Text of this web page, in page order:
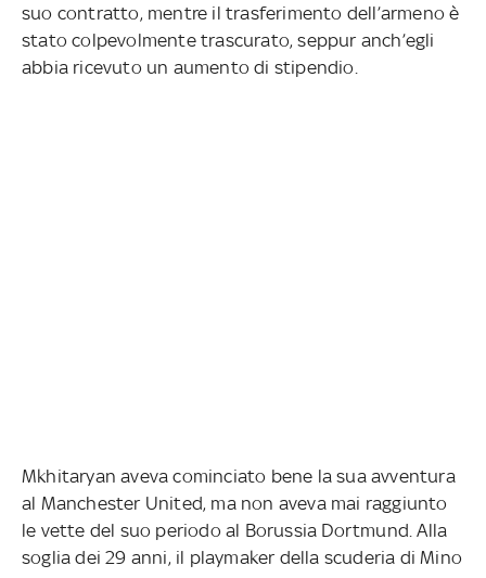
suo contratto, mentre il trasferimento dell’armeno è
stato colpevolmente trascurato, seppur anch’egli
abbia ricevuto un aumento di stipendio.
Mkhitaryan aveva cominciato bene la sua avventura
al Manchester United, ma non aveva mai raggiunto
le vette del suo periodo al Borussia Dortmund. Alla
soglia dei 29 anni, il playmaker della scuderia di Mino